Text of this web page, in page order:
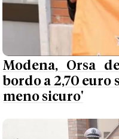
Modena, Orsa
bordo a 2,70 euro
meno sicuro'